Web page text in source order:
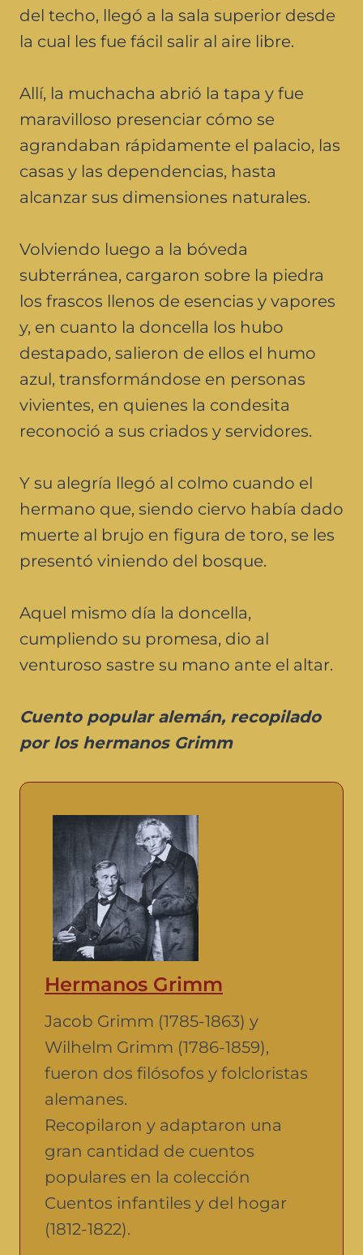
del techo, llegó a la sala superior desde
la cual les fue fácil salir al aire libre.
Allí, la muchacha abrió la tapa y fue
maravilloso presenciar cómo se
agrandaban rápidamente el palacio, las
casas y las dependencias, hasta
alcanzar sus dimensiones naturales.
Volviendo luego a la bóveda
subterránea, cargaron sobre la piedra
los frascos llenos de esencias y vapores
y, en cuanto la doncella los hubo
destapado, salieron de ellos el humo
azul, transformándose en personas
vivientes, en quienes la condesita
reconoció a sus criados y servidores.
Y su alegría llegó al colmo cuando el
hermano que, siendo ciervo había dado
muerte al brujo en figura de toro, se les
presentó viniendo del bosque.
Aquel mismo día la doncella,
cumpliendo su promesa, dio al
venturoso sastre su mano ante el altar.
Cuento popular alemán, recopilado
por los hermanos Grimm
Hermanos Grimm
Jacob Grimm (1785-1863) y
Wilhelm Grimm (1786-1859),
fueron dos filósofos y folcloristas
alemanes.
Recopilaron y adaptaron una
gran cantidad de cuentos
populares en la colección
Cuentos infantiles y del hogar
(1812-1822).